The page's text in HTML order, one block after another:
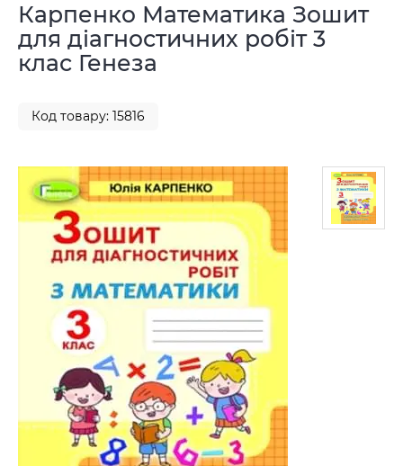
Карпенко Математика Зошит
для діагностичних робіт 3
клас Генеза
Код товару: 15816